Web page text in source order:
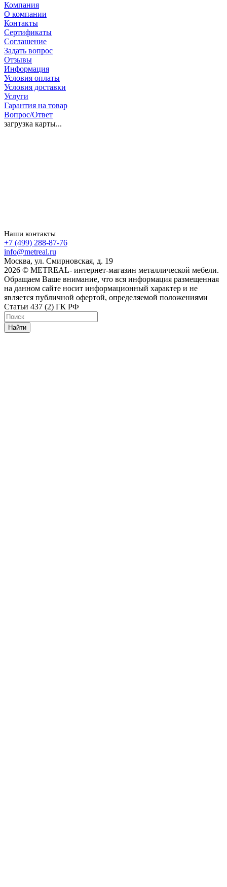
Компания
О компании
Контакты
Сертификаты
Соглашение
Задать вопрос
Отзывы
Информация
Условия оплаты
Условия доставки
Услуги
Гарантия на товар
Вопрос/Ответ
загрузка карты...
Наши контакты
+7 (499) 288-87-76
info@metreal.ru
Москва, ул. Смирновская, д. 19
2026 © METREAL- интернет-магазин металлической мебели.
Обращаем Ваше внимание, что вся информация размещенная
на данном сайте носит информационный характер и не
является публичной офертой, определяемой положениями
Статьи 437 (2) ГК РФ
Найти